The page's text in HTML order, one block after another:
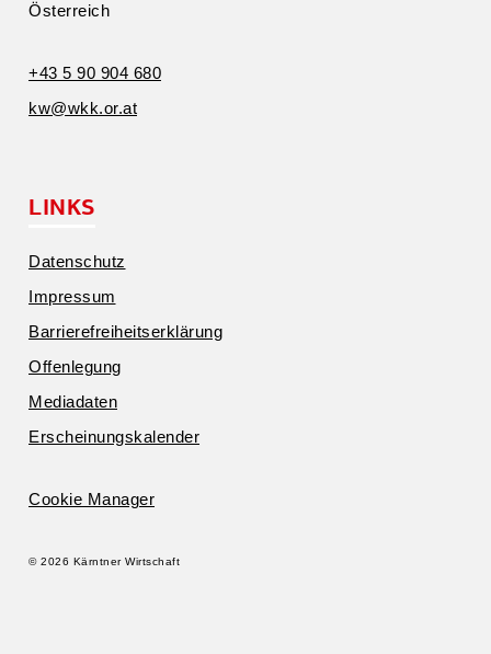
Öster­reich
+43 5 90 904 680
kw@​wkk.​or.​at
LINKS
Daten­schutz
Impressum
Barrie­re­frei­heits­er­klärung
Offen­legung
Media­daten
Erschei­nungs­ka­lender
Cookie Manager
© 2026 Kärntner Wirtschaft